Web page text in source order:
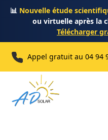
📊 Nouvelle étude
ou virtuelle après la
Télécharger
Appel gratuit au04 94